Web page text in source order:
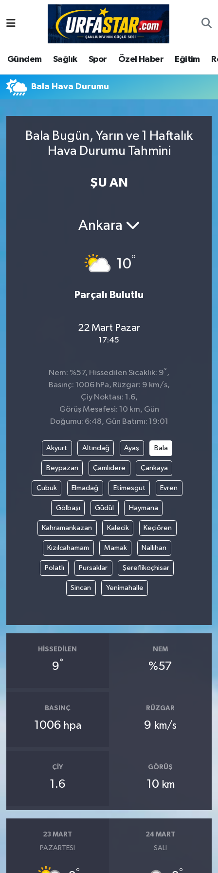
Gündem Sağlık Spor Özel Haber Eğitim
Bala Hava Durumu
Bala Bugün, Yarın ve 1 Haftalık
Hava Durumu Tahmini
ŞU AN
Ankara
10°
Parçalı Bulutlu
22 Mart Pazar
17:45
Nem: %57, Hissedilen Sıcaklık: 9° ,
Basınç: 1006 hPa, Rüzgar: 9 km/s,
Çiy Noktası: 1.6,
Görüş Mesafesi: 10 km, Gün
Doğumu: 6:48, Gün Batımı: 19:01
Akyurt Altındağ Ayaş Bala
Beypazarı Çamlıdere Çankaya
Çubuk Elmadağ Etimesgut Evren
Gölbaşı Güdül Haymana
Kahramankazan Kalecik Keçiören
Kızılcahamam Mamak Nallıhan
Polatlı Pursaklar Şereflikoçhisar
Sincan Yenimahalle
HISSEDILEN
9°
NEM
%57
BASINÇ
1006 hpa
RÜZGAR
9 km/s
ÇIY
1.6
GÖRÜŞ
10 km
23 MART
PAZARTESI
24 MART
SALI
ASAYİS
ÇEVRE
DUNYA
Ekonomi
Şanlıurfa Nöbetçi Eczaneler
Şanlıurfa Hava Durumu
Şanlıurfa Namaz Vakitleri
Süper Lig Puan Durumu ve Fikstür
Son Dakika Haberleri